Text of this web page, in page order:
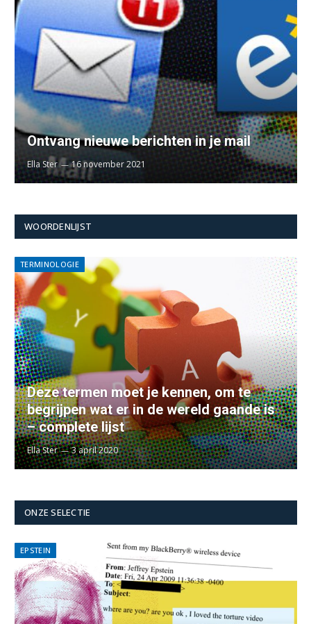
Ontvang nieuwe berichten in je mail
Ella Ster 16 november 2021
WOORDENLIJST
TERMINOLOGIE
Deze termen moet je kennen, om te
begrijpen wat er in de wereld gaande is
– complete lijst
Ella Ster 3 april 2020
ONZE SELECTIE
EPSTEIN